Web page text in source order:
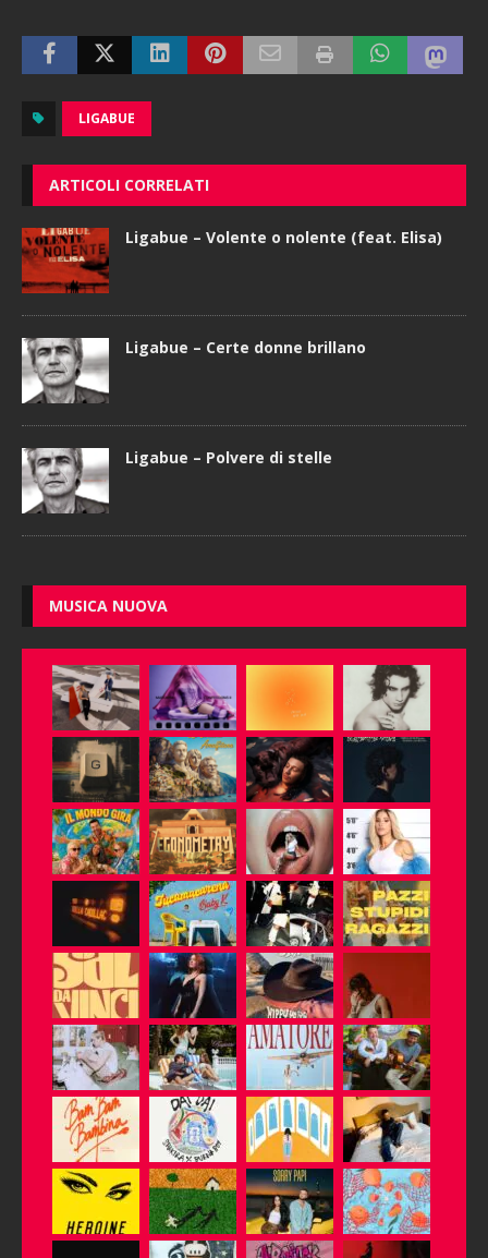
LIGABUE
ARTICOLI CORRELATI
Ligabue – Volente o nolente (feat. Elisa)
Ligabue – Certe donne brillano
Ligabue – Polvere di stelle
MUSICA NUOVA